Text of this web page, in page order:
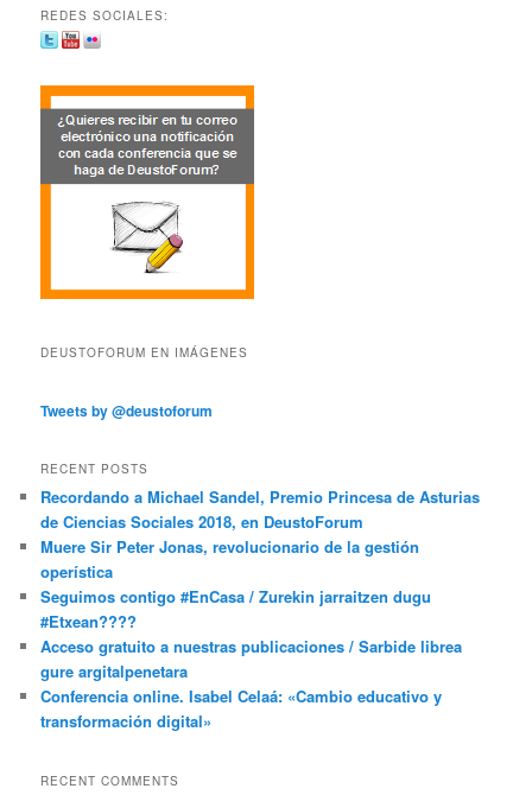
REDES SOCIALES:
DEUSTOFORUM EN IMÁGENES
Tweets by @deustoforum
RECENT POSTS
Recordando a Michael Sandel, Premio Princesa de Asturias
de Ciencias Sociales 2018, en DeustoForum
Muere Sir Peter Jonas, revolucionario de la gestión
operística
Seguimos contigo #EnCasa / Zurekin jarraitzen dugu
#Etxean????
Acceso gratuito a nuestras publicaciones / Sarbide librea
gure argitalpenetara
Conferencia online. Isabel Celaá: «Cambio educativo y
transformación digital»
RECENT COMMENTS